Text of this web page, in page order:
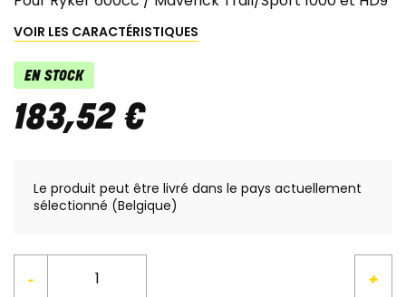
VOIR LES CARACTÉRISTIQUES
EN STOCK
183,52 €
Le produit peut être livré dans le pays actuellement
sélectionné (Belgique)
- +